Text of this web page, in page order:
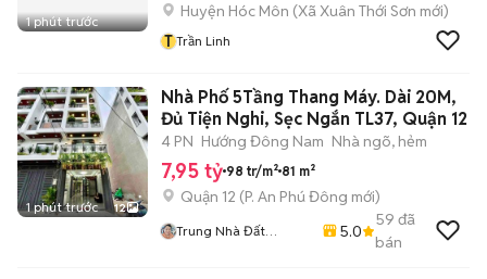
1 phút trước
Huyện Hóc Môn (Xã Xuân Thới Sơn mới)
T Trần Linh
1 phút trước 12
Nhà Phố 5Tầng Thang Máy. Dài 20M,
Đủ Tiện Nghi, Sẹc Ngắn TL37, Quận 12
4 PN Hướng Đông Nam Nhà ngõ, hẻm
7,95 tỷ 98 tr/m² 81 m²
Quận 12 (P. An Phú Đông mới)
Trung Nhà Đất
5.0
59 đã
bán